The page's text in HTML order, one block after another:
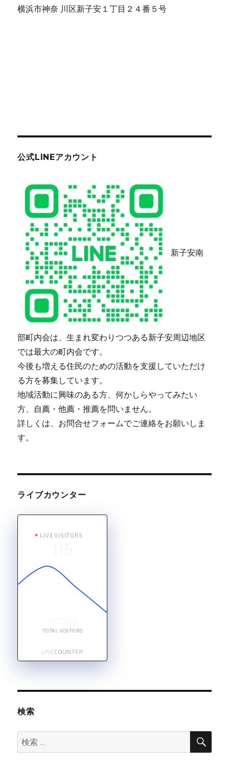
横浜市神奈 川区新子安１丁目２４番５号
公式LINEアカウント
新子安南
部町内会は、生まれ変わりつつある新子安周辺地区
では最大の町内会です。
今後も増える住民のための活動を支援していただけ
る方を募集しています。
地域活動に興味のある方、何かしらやってみたい
方、自薦・他薦・推薦を問いません。
詳しくは、お問合せフォームでご連絡をお願いしま
す。
ライブカウンター
LIVE VISITORS
TOTAL VISITORS
検索
検
索:
検